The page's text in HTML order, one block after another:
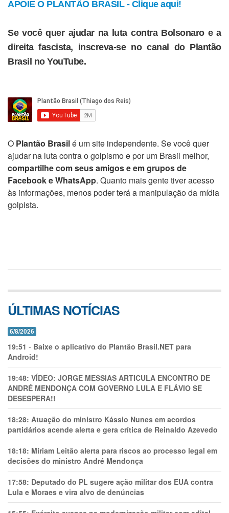
APOIE O PLANTÃO BRASIL - Clique aqui!
Se você quer ajudar na luta contra Bolsonaro e a
direita fascista, inscreva-se no canal do Plantão
Brasil no YouTube.
O Plantão Brasilé um site independente. Se você quer
ajudar na luta contra o golpismo e por um Brasil melhor,
compartilhe com seus amigos e em grupos de
Facebook e WhatsApp. Quanto mais gente tiver acesso
às informações, menos poder terá a manipulação da mídia
golpista.
ÚLTIMAS NOTÍCIAS
6/8/2026
19:51 - Baixe o aplicativo do Plantão Brasil.NET para
Android!
19:48: VÍDEO: JORGE MESSIAS ARTICULA ENCONTRO DE
ANDRÉ MENDONÇA COM GOVERNO LULA E FLÁVIO SE
DESESPERA!!
18:28: Atuação do ministro Kássio Nunes em acordos
partidários acende alerta e gera crítica de Reinaldo Azevedo
18:18: Míriam Leitão alerta para riscos ao processo legal em
decisões do ministro André Mendonça
17:58: Deputado do PL sugere ação militar dos EUA contra
Lula e Moraes e vira alvo de denúncias